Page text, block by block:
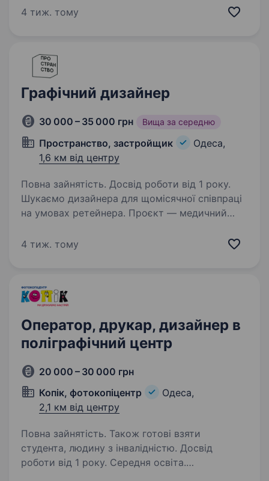
креативного та відповідального співробітника
4 тиж. тому
Графічний дизайнер
30 000 – 35 000 грн Вища за середню
Пространство, застройщик
Одеса,
1,6 км від центру
Повна зайнятість. Досвід роботи від 1 року.
Шукаємо дизайнера для щомісячної співпраці
на умовах ретейнера. Проєкт — медичний
з двома аудиторіями: інвестор і пацієнт. Чим
4 тиж. тому
Оператор, друкар, дизайнер в
поліграфічний центр
20 000 – 30 000 грн
Копік, фотокопіцентр
Одеса,
2,1 км від центру
Повна зайнятість. Також готові взяти
студента, людину з інвалідністю. Досвід
роботи від 1 року. Середня освіта.